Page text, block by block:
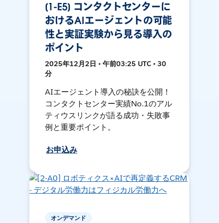
[1-E5] コンタクトセンターに
おけるAIエージェントの可能
性と実証実験から見る導入の
ポイント
2025年12月2日 • 午前03:25 UTC • 30
分
AIエージェント導入の秘訣を公開！
コンタクトセンター実績No.1のアル
ティウスリンクが語る成功・失敗事
例と重要ポイント。
お申込み
オンデマンド